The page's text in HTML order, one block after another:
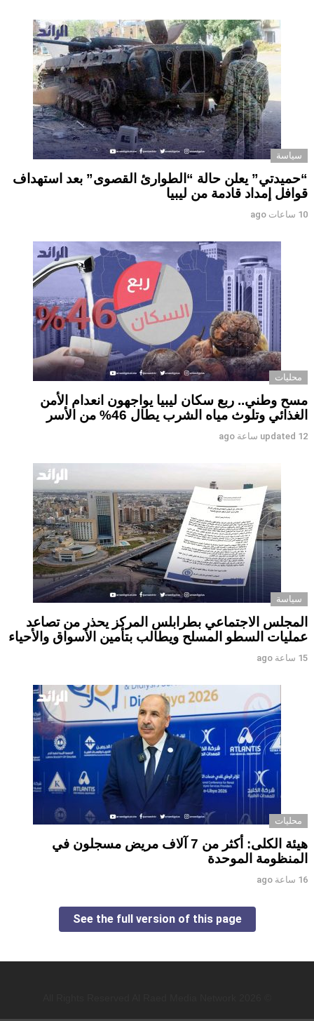
سياسة
“حميدتي” يعلن حالة “الطوارئ القصوى” بعد استهداف
قوافل إمداد قادمة من ليبيا
10 ساعات ago
محليات
مسح وطني.. ربع سكان ليبيا يواجهون انعدام الأمن
الغذائي وتلوث مياه الشرب يطال 46% من الأسر
updated 12 ساعة ago
سياسة
المجلس الاجتماعي بطرابلس المركز يحذر من تصاعد
عمليات السطو المسلح ويطالب بتأمين الأسواق والأحياء
15 ساعة ago
محليات
هيئة الكلى: أكثر من 7 آلاف مريض مسجلون في
المنظومة الموحدة
16 ساعة ago
See the full version of this page